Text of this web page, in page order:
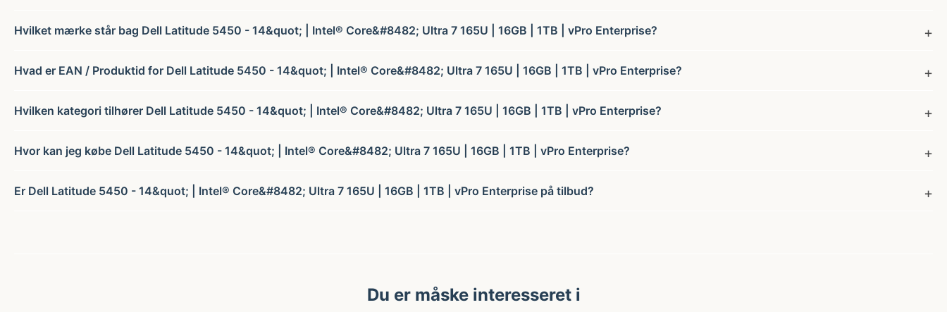
Hvilket mærke står bag Dell Latitude 5450 - 14&quot; | Intel® Core&#8482; Ultra 7 165U | 16GB | 1TB | vPro Enterprise?
Hvad er EAN / Produktid for Dell Latitude 5450 - 14&quot; | Intel® Core&#8482; Ultra 7 165U | 16GB | 1TB | vPro Enterprise?
Hvilken kategori tilhører Dell Latitude 5450 - 14&quot; | Intel® Core&#8482; Ultra 7 165U | 16GB | 1TB | vPro Enterprise?
Hvor kan jeg købe Dell Latitude 5450 - 14&quot; | Intel® Core&#8482; Ultra 7 165U | 16GB | 1TB | vPro Enterprise?
Er Dell Latitude 5450 - 14&quot; | Intel® Core&#8482; Ultra 7 165U | 16GB | 1TB | vPro Enterprise på tilbud?
Du er måske interesseret i